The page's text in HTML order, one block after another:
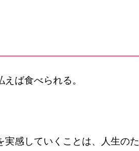
ば食べられる。
感していくことは、人生のた